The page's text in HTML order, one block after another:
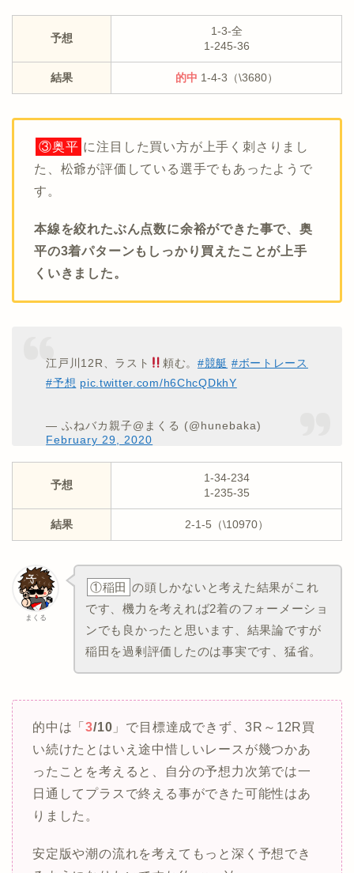
予想
1-3-全
1-245-36
結果 的中 1-4-3（\3680）
③奥平 に注目した買い方が上手く刺さりまし
た、松爺が評価している選手でもあったようで
す。
本線を絞れたぶん点数に余裕ができた事で、奥
平の3着パターンもしっかり買えたことが上手
くいきました。
江戸川12R、ラスト 頼む。 #競艇 #ボートレース
#予想 pic.twitter.com/h6ChcQDkhY
— ふねバカ親子@まくる (@hunebaka)
February 29, 2020
予想
1-34-234
1-235-35
結果 2-1-5（\10970）
まくる
①稲田 の頭しかないと考えた結果がこれ
です、機力を考えれば2着のフォーメーショ
ンでも良かったと思います、結果論ですが
稲田を過剰評価したのは事実です、猛省。
的中は「3/10 」で目標達成できず、3R～12R買
い続けたとはいえ途中惜しいレースが幾つかあ
ったことを考えると、自分の予想力次第では一
日通してプラスで終える事ができた可能性はあ
りました。
安定版や潮の流れを考えてもっと深く予想でき